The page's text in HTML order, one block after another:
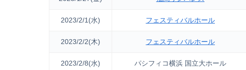
2023/2/1(水) フェスティバルホール
2023/2/2(木) フェスティバルホール
2023/2/8(水) パシフィコ横浜 国立大ホール